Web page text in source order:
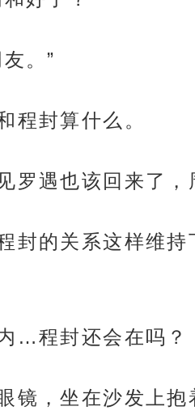
。”
程封算什么。
罗遇也该回来了，
封的关系这样维
…程封还会在吗？
镜，坐在沙发上